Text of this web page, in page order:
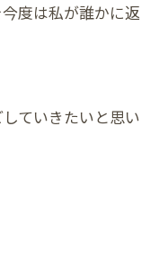
度は私が誰かに返
ていきたいと思い